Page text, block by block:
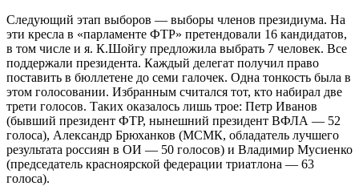
Следующий этап выборов — выборы членов президиума. На
эти кресла в «парламенте ФТР» претендовали 16 кандидатов,
в том числе и я. К.Шойгу предложила выбрать 7 человек. Все
поддержали президента. Каждый делегат получил право
поставить в бюллетене до семи галочек. Одна тонкость была в
этом голосовании. Избранным считался тот, кто набирал две
трети голосов. Таких оказалось лишь трое: Петр Иванов
(бывший президент ФТР, нынешний президент ВФЛА — 52
голоса), Александр Брюханков (МСМК, обладатель лучшего
результата россиян в ОИ — 50 голосов) и Владимир Мусиенко
(председатель красноярской федерации триатлона — 63
голоса).